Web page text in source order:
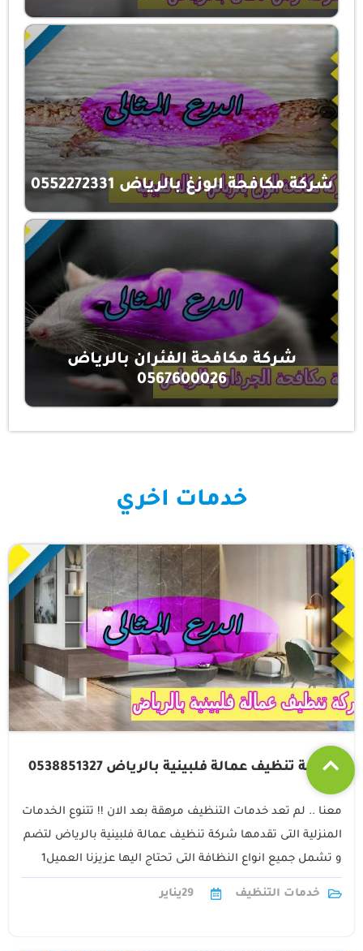
شركة مكافحة الوزغ بالرياض 0552272331
شركة مكافحة الفئران بالرياض
0567600026
خدمات اخري
شركة تنظيف عمالة فلبينية بالرياض 0538851327
معنا .. لم تعد خدمات التنظيف مرهقة بعد الان !! تتنوع الخدمات
المنزلية التى تقدمها شركة تنظيف عمالة فلبينية بالرياض لتضم
و تشمل جميع انواع النظافة التى تحتاج اليها عزيزنا العميل1
خدمات التنظيف 29يناير